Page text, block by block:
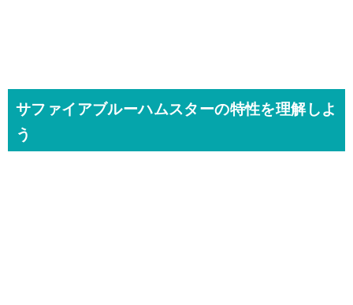
サファイアブルーハムスターの特性を理解しよ
う